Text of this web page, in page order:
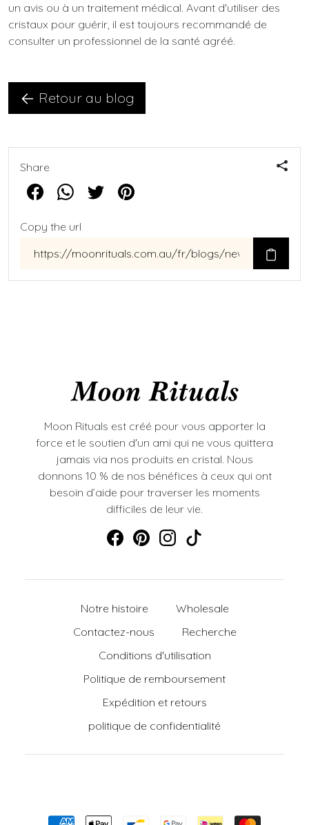
un avis ou à un traitement médical. Avant d'utiliser des
cristaux pour guérir, il est toujours recommandé de
consulter un professionnel de la santé agréé.
Retour au blog
Share
Copy the url
Moon Rituals est créé pour vous apporter la
force et le soutien d'un ami qui ne vous quittera
jamais via nos produits en cristal. Nous
donnons 10 % de nos bénéfices à ceux qui ont
besoin d’aide pour traverser les moments
difficiles de leur vie.
Notre histoire
Wholesale
Contactez-nous
Recherche
Conditions d'utilisation
Politique de remboursement
Expédition et retours
politique de confidentialité
Moyens de paiement